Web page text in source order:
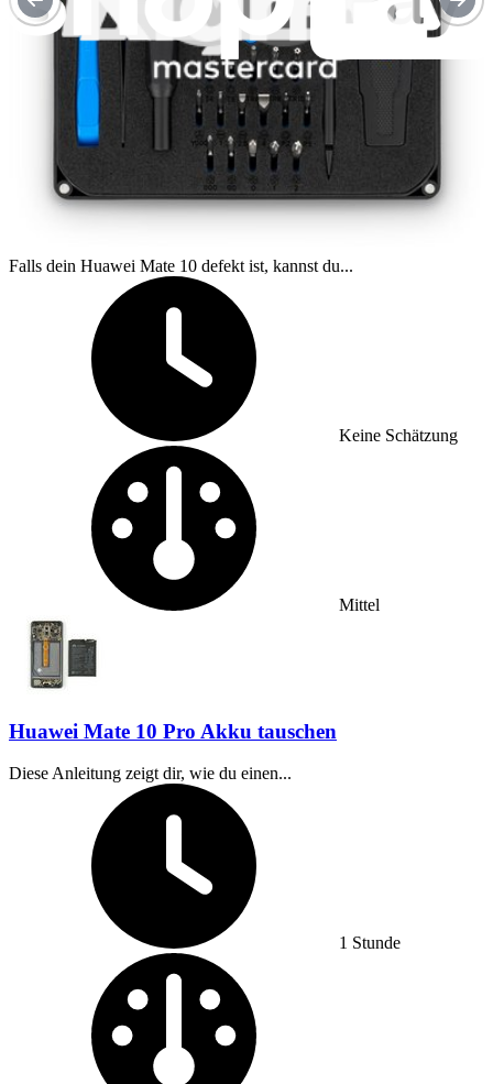
Ein Jahr Garantie
Reparaturanleitungen
Huawei Mate 10 Zerlegung
Falls dein Huawei Mate 10 defekt ist, kannst du...
Keine Schätzung
Mittel
Huawei Mate 10 Pro Akku tauschen
Diese Anleitung zeigt dir, wie du einen...
1 Stunde